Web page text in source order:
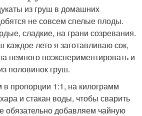
из груш в домашних
не совсем спелые плоды.
сладкие, на грани созревания.
каждое лето я заготавливаю сок,
немного поэкспериментировать и
половинок груш.
пропорции 1:1, на килограмм
и стакан воды, чтобы сварить
обязательно добавляем чайную